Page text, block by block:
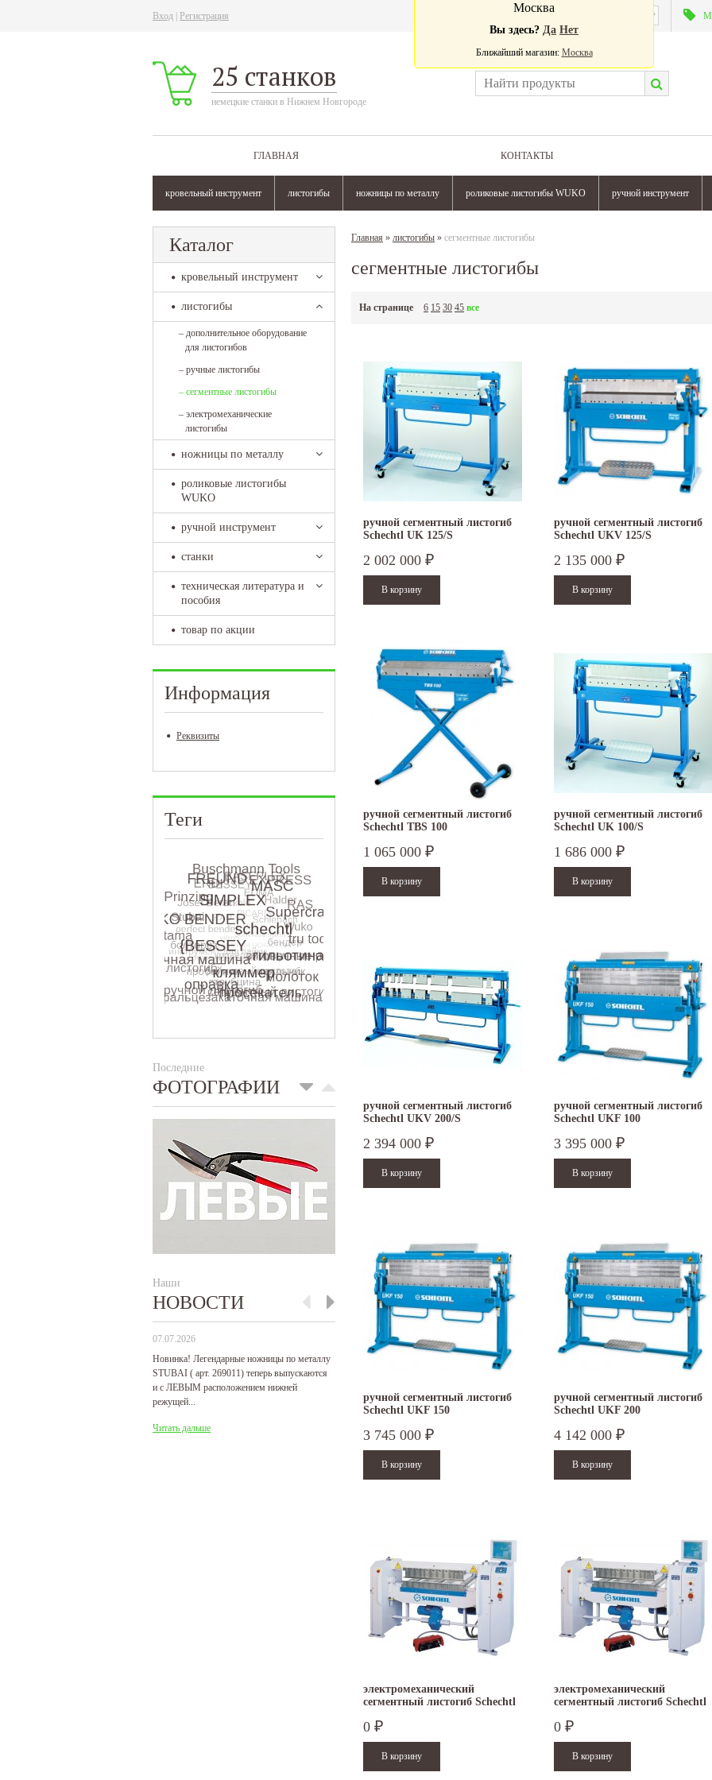
Вход Регистрация
25 станков
немецкие станки в Нижнем Новгороде
ГЛАВНАЯ КОНТАКТЫ
кровельный инструмент листогибы ножницы по металлу роликовые листогибы WUKO ручной инструмент
Москва
Вы здесь? Да Нет
Ближайший магазин: Москва
Каталог
кровельный инструмент
листогибы
– дополнительное оборудование
для листогибов
– ручные листогибы
– сегментные листогибы
– электромеханические
листогибы
ножницы по металлу
роликовые листогибы
WUKO
ручной инструмент
станки
техническая литература и
пособия
товар по акции
Информация
Реквизиты
Теги
Последние
ФОТОГРАФИИ
Наши
НОВОСТИ
07.07.2026
Новинка! Легендарные ножницы по металлу
STUBAI ( арт. 269011) теперь выпускаются
и с ЛЕВЫМ расположением нижней
режущей...
Читать дальше
29.12.2025
Режим работы офисов в новогодние
праздники 2025 - 2026 г.: г. Москва: 29, 30
Читать дальше
30.04.2025
30 апреля - работаем в обычном режиме с
01 по 04 мая - выходные дни с 05 по 07
Читать дальше
Главная » листогибы » сегментные листогибы
сегментные листогибы
На странице 6 15 30 45 все
ручной сегментный листогиб
Schechtl UK 125/S
2 002 000 ₽
ручной сегментный листогиб
Schechtl UKV 125/S
2 135 000 ₽
ручной сегментный листогиб
Schechtl TBS 100
1 065 000 ₽
ручной сегментный листогиб
Schechtl UK 100/S
1 686 000 ₽
ручной сегментный листогиб
Schechtl UKV 200/S
2 394 000 ₽
ручной сегментный листогиб
Schechtl UKF 100
3 395 000 ₽
ручной сегментный листогиб
Schechtl UKF 150
3 745 000 ₽
ручной сегментный листогиб
Schechtl UKF 200
4 142 000 ₽
электромеханический
сегментный листогиб Schechtl
0 ₽
электромеханический
сегментный листогиб Schechtl
0 ₽